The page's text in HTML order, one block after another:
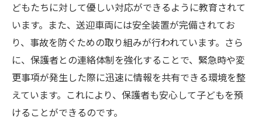
どもたちに対して優しい対応ができるように教育されて
います。また、送迎車両には安全装置が完備されてお
り、事故を防ぐための取り組みが行われています。さら
に、保護者との連絡体制を強化することで、緊急時や変
更事項が発生した際に迅速に情報を共有できる環境を整
えています。これにより、保護者も安心して子どもを預
けることができるのです。